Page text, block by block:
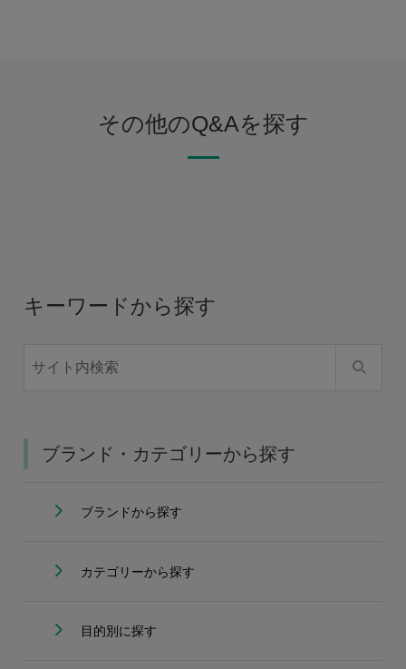
その他のQ&Aを探す
キーワードから探す
ブランド・カテゴリーから探す
ブランドから探す
カテゴリーから探す
目的別に探す